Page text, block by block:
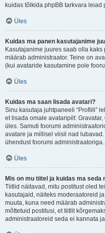
kuidas tõlkida phpBB tarkvara leiad
Üles
Kuidas ma panen kasutajanime
Kasutajanime juures saab olla
määrab administraator. Teine on
(kui avataride kasutamine pole
Üles
Kuidas ma saan lisada avatari?
Sinu kasutaja juhtpaneeli “Profiili”
et lisada omale avataripilt:
üles. Samuti foorumi
avatare ja millisel viisil nad
ühendust foorumi administraatoriga..
Üles
Mis on mu tiitel ja kuidas ma seda
Tiitlid näitavad, mitu postitust oled
kasutajaid, näiteks moderaatoreid
muuta, kuna need määrab
mõttetuid postitusi, et tiitlit
administraatoreid seda ei kannata